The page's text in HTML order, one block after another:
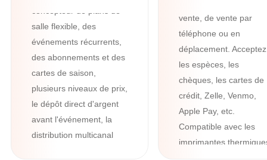
salle flexible, des
événements récurrents,
des abonnements et des
cartes de saison,
plusieurs niveaux de prix,
le dépôt direct d'argent
avant l'événement, la
distribution multicanal
vente, de vente par
téléphone ou en
déplacement. Acceptez
les espèces, les
chèques, les cartes de
crédit, Zelle, Venmo,
Apple Pay, etc.
Compatible avec les
imprimantes